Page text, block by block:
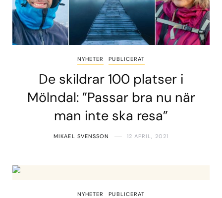
NYHETER PUBLICERAT
De skildrar 100 platser i
Mölndal: ”Passar bra nu när
man inte ska resa”
MIKAEL SVENSSON 12 APRIL, 2021
NYHETER PUBLICERAT